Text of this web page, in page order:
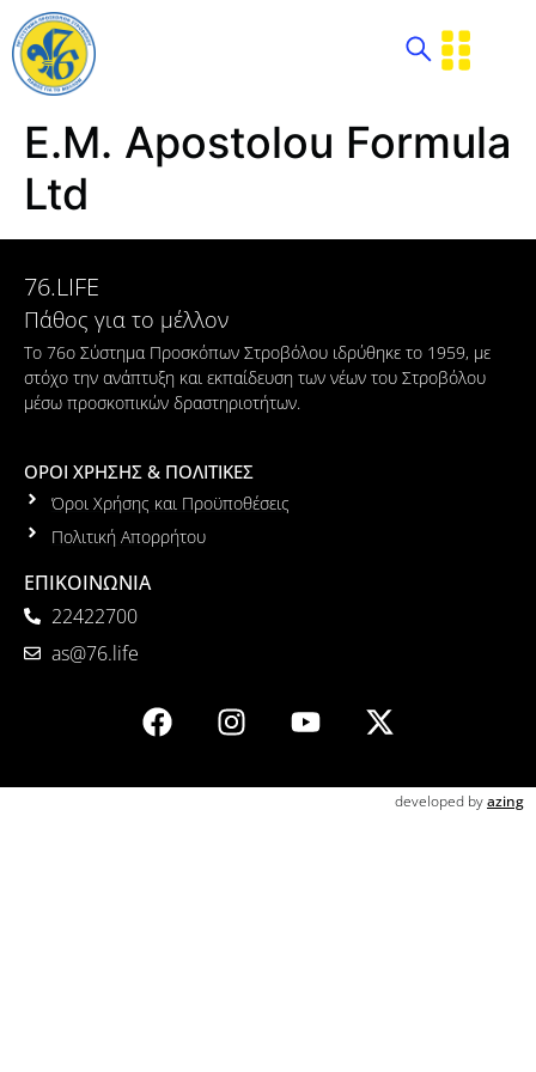
E.M. Apostolou Formula
Ltd
76.LIFE
Πάθος για το μέλλον
Το 76ο Σύστημα Προσκόπων Στροβόλου ιδρύθηκε το 1959, με
στόχο την ανάπτυξη και εκπαίδευση των νέων του Στροβόλου
μέσω προσκοπικών δραστηριοτήτων.
ΟΡΟΙ ΧΡΗΣΗΣ & ΠΟΛΙΤΙΚΕΣ
Όροι Χρήσης και Προϋποθέσεις
Πολιτική Απορρήτου
ΕΠΙΚΟΙΝΩΝΙΑ
22422700
as@76.life
developed byazing